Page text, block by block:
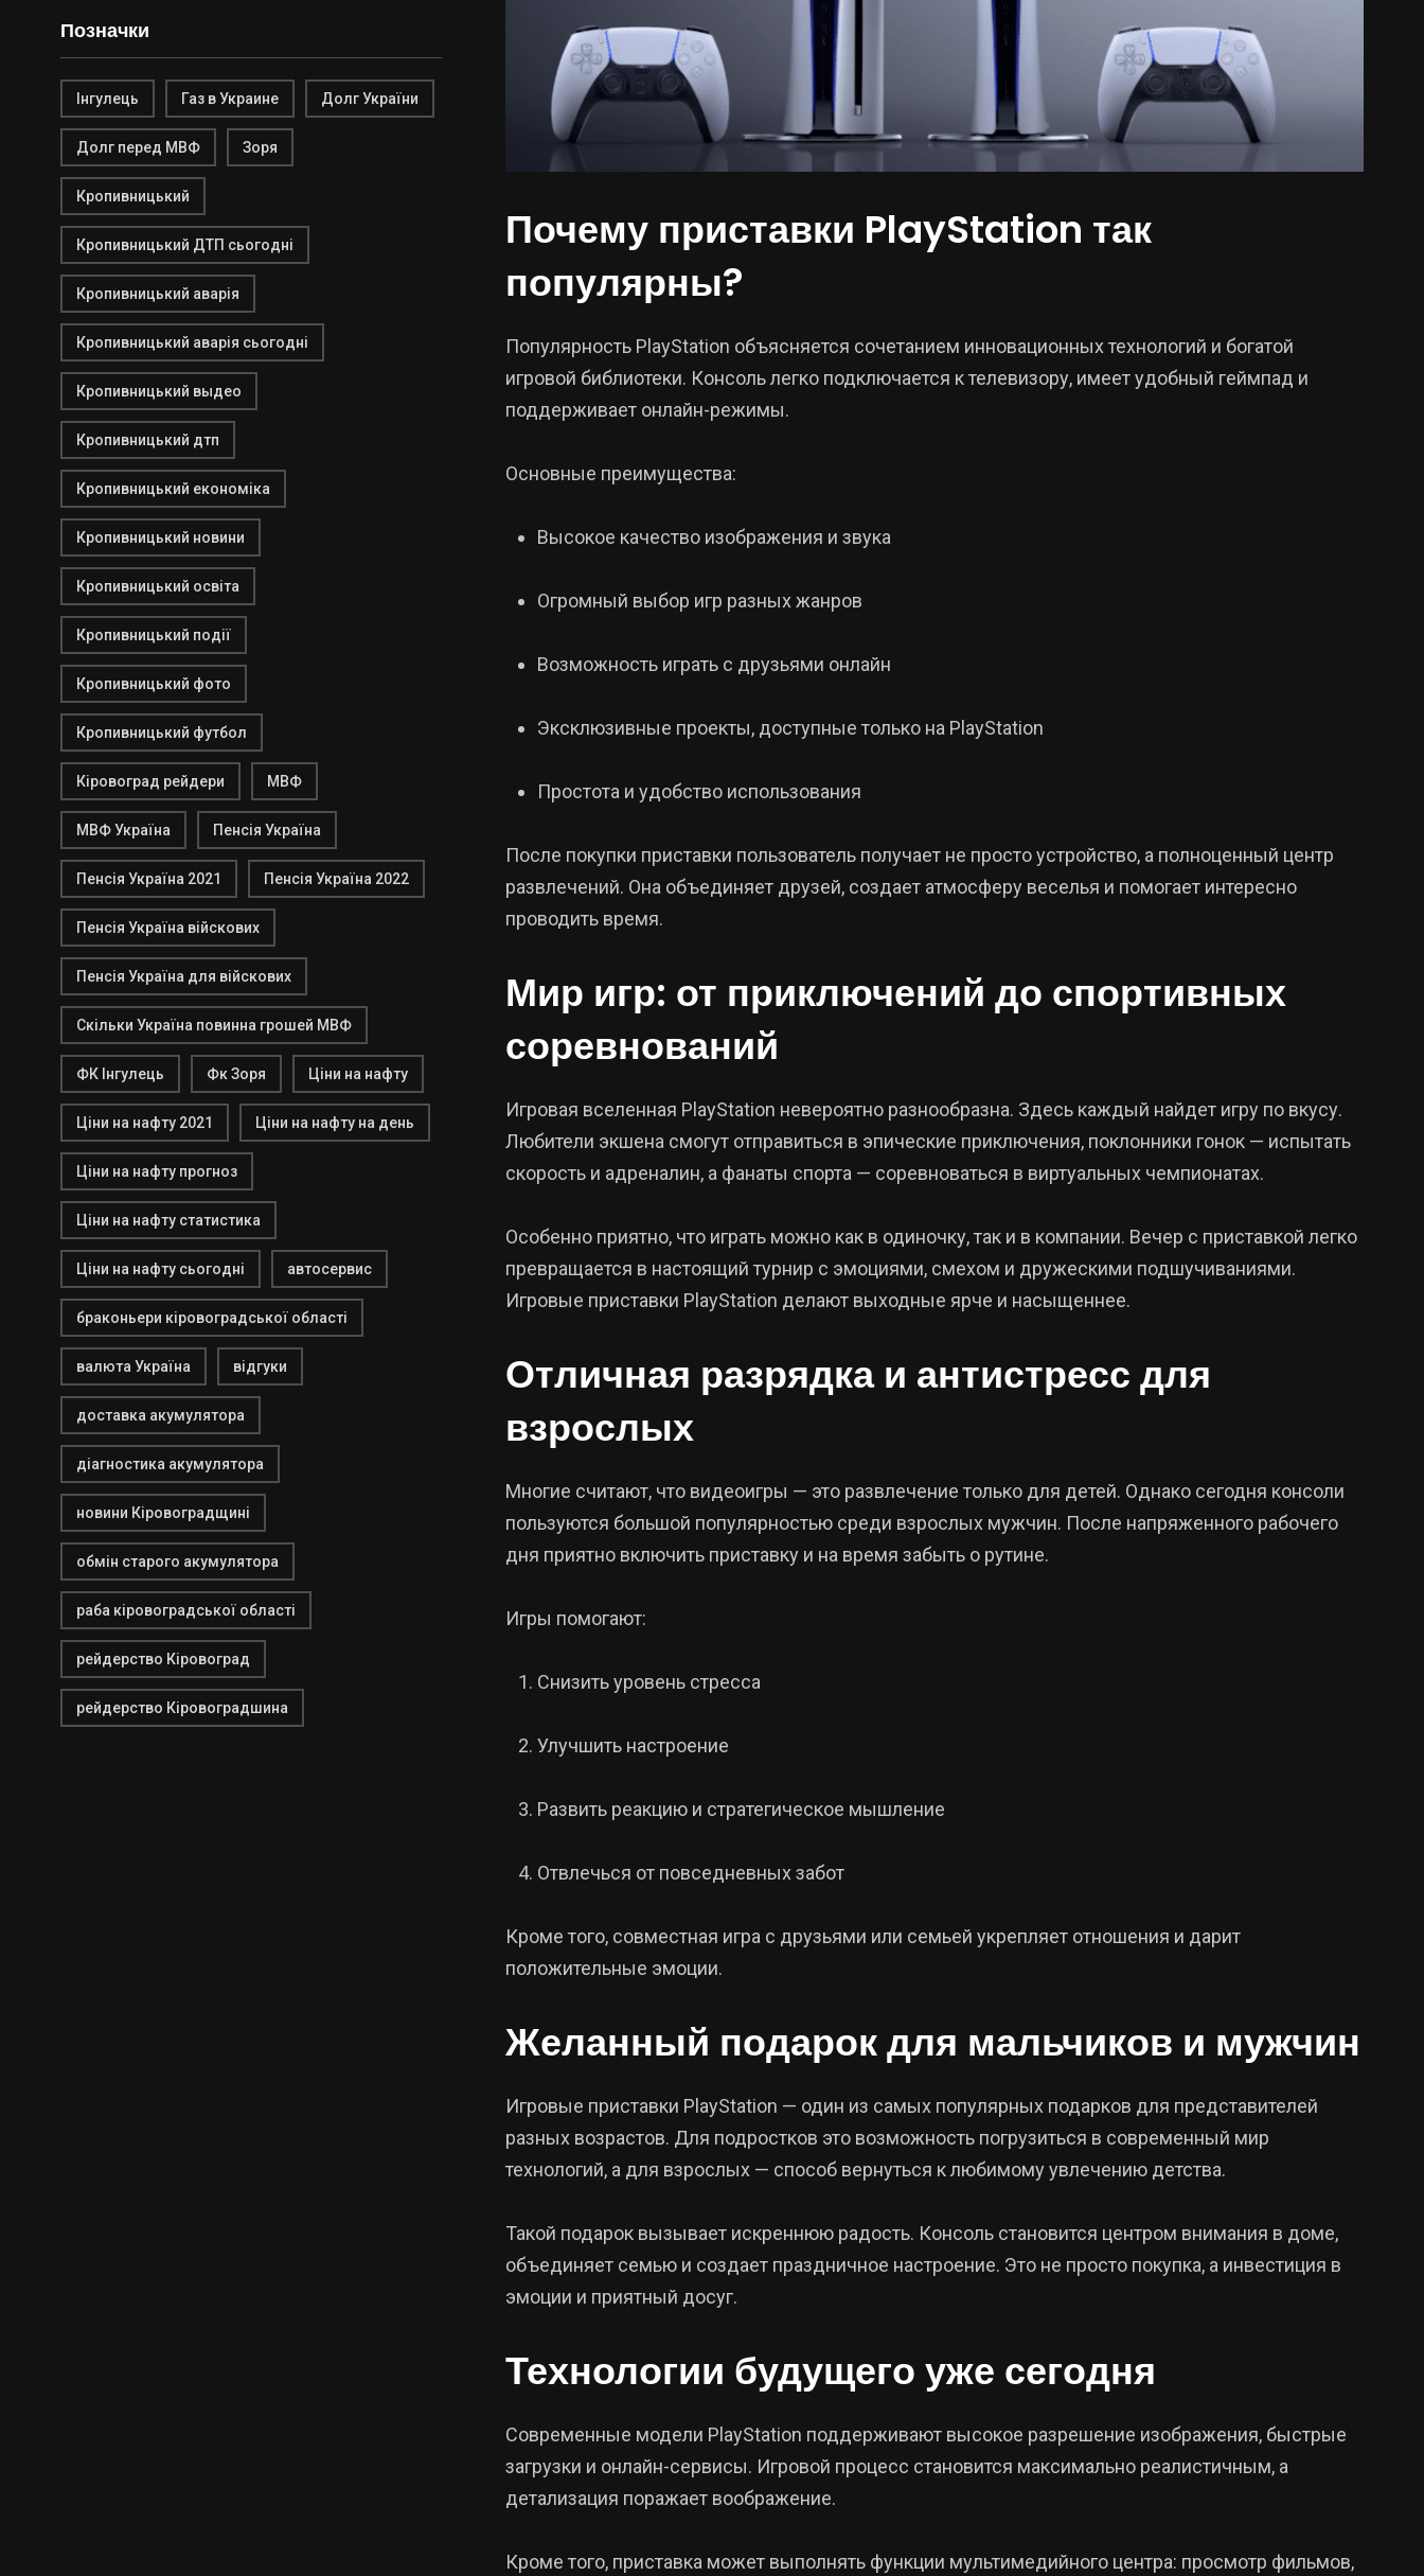
Позначки
Інгулець Газ в Украине Долг України
Долг перед МВФ Зоря
Кропивницький
Кропивницький ДТП сьогодні
Кропивницький аварія
Кропивницький аварія сьогодні
Кропивницький выдео
Кропивницький дтп
Кропивницький економіка
Кропивницький новини
Кропивницький освіта
Кропивницький події
Кропивницький фото
Кропивницький футбол
Кіровоград рейдери МВФ
МВФ Україна Пенсія Україна
Пенсія Україна 2021 Пенсія Україна 2022
Пенсія Україна війскових
Пенсія Україна для війскових
Скільки Україна повинна грошей МВФ
ФК Інгулець Фк Зоря Ціни на нафту
Ціни на нафту 2021 Ціни на нафту на день
Ціни на нафту прогноз
Ціни на нафту статистика
Ціни на нафту сьогодні автосервис
браконьери кіровоградської області
валюта Україна відгуки
доставка акумулятора
діагностика акумулятора
новини Кіровоградщині
обмін старого акумулятора
раба кіровоградської області
рейдерство Кіровоград
рейдерство Кіровоградшина
Почему приставки PlayStation так
популярны?
Популярность PlayStation объясняется сочетанием инновационных технологий и богатой
игровой библиотеки. Консоль легко подключается к телевизору, имеет удобный геймпад и
поддерживает онлайн-режимы.
Основные преимущества:
Высокое качество изображения и звука
Огромный выбор игр разных жанров
Возможность играть с друзьями онлайн
Эксклюзивные проекты, доступные только на PlayStation
Простота и удобство использования
После покупки приставки пользователь получает не просто устройство, а полноценный центр
развлечений. Она объединяет друзей, создает атмосферу веселья и помогает интересно
проводить время.
Мир игр: от приключений до спортивных
соревнований
Игровая вселенная PlayStation невероятно разнообразна. Здесь каждый найдет игру по вкусу.
Любители экшена смогут отправиться в эпические приключения, поклонники гонок — испытать
скорость и адреналин, а фанаты спорта — соревноваться в виртуальных чемпионатах.
Особенно приятно, что играть можно как в одиночку, так и в компании. Вечер с приставкой легко
превращается в настоящий турнир с эмоциями, смехом и дружескими подшучиваниями.
Игровые приставки PlayStation делают выходные ярче и насыщеннее.
Отличная разрядка и антистресс для
взрослых
Многие считают, что видеоигры — это развлечение только для детей. Однако сегодня консоли
пользуются большой популярностью среди взрослых мужчин. После напряженного рабочего
дня приятно включить приставку и на время забыть о рутине.
Игры помогают:
Снизить уровень стресса
Улучшить настроение
Развить реакцию и стратегическое мышление
Отвлечься от повседневных забот
Кроме того, совместная игра с друзьями или семьей укрепляет отношения и дарит
положительные эмоции.
Желанный подарок для мальчиков и мужчин
Игровые приставки PlayStation — один из самых популярных подарков для представителей
разных возрастов. Для подростков это возможность погрузиться в современный мир
технологий, а для взрослых — способ вернуться к любимому увлечению детства.
Такой подарок вызывает искреннюю радость. Консоль становится центром внимания в доме,
объединяет семью и создает праздничное настроение. Это не просто покупка, а инвестиция в
эмоции и приятный досуг.
Технологии будущего уже сегодня
Современные модели PlayStation поддерживают высокое разрешение изображения, быстрые
загрузки и онлайн-сервисы. Игровой процесс становится максимально реалистичным, а
детализация поражает воображение.
Кроме того, приставка может выполнять функции мультимедийного центра: просмотр фильмов,